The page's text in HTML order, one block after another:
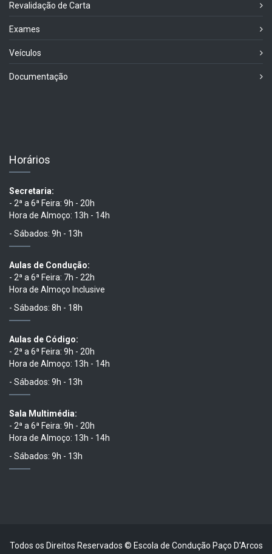
Revalidação de Carta
Exames
Veículos
Documentação
Horários
Secretaria:
- 2ª a 6ª Feira: 9h - 20h
Hora de Almoço: 13h - 14h
- Sábados: 9h - 13h
Aulas de Condução:
- 2ª a 6ª Feira: 7h - 22h
Hora de Almoço Inclusive
- Sábados: 8h - 18h
Aulas de Código:
- 2ª a 6ª Feira: 9h - 20h
Hora de Almoço: 13h - 14h
- Sábados: 9h - 13h
Sala Multimédia:
- 2ª a 6ª Feira: 9h - 20h
Hora de Almoço: 13h - 14h
- Sábados: 9h - 13h
Todos os Direitos Reservados © Escola de Condução Paço D'Arcos